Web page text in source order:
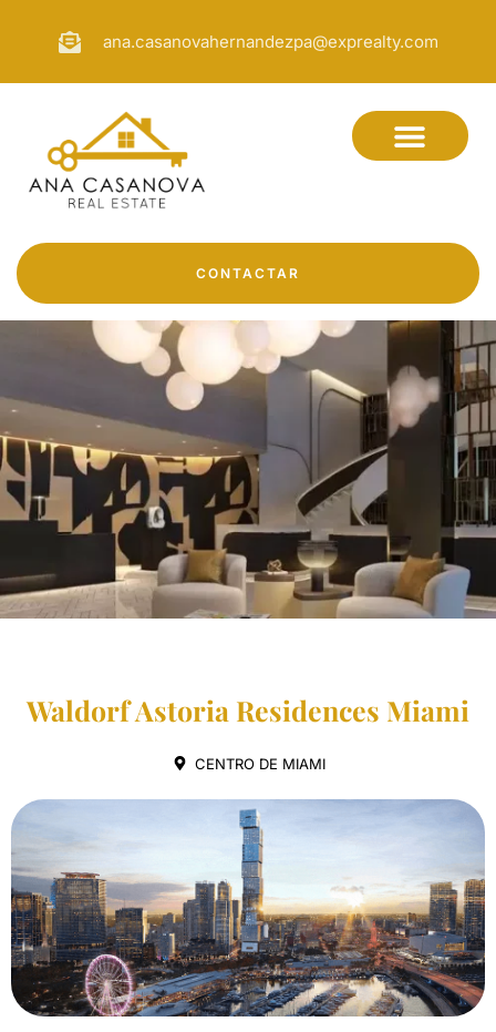
ana.casanovahernandezpa@exprealty.com
CONTACTAR
Waldorf Astoria Residences Miami
CENTRO DE MIAMI